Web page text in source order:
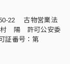
50-22 古物営業法
村 陽 許可公安委
証番号：第